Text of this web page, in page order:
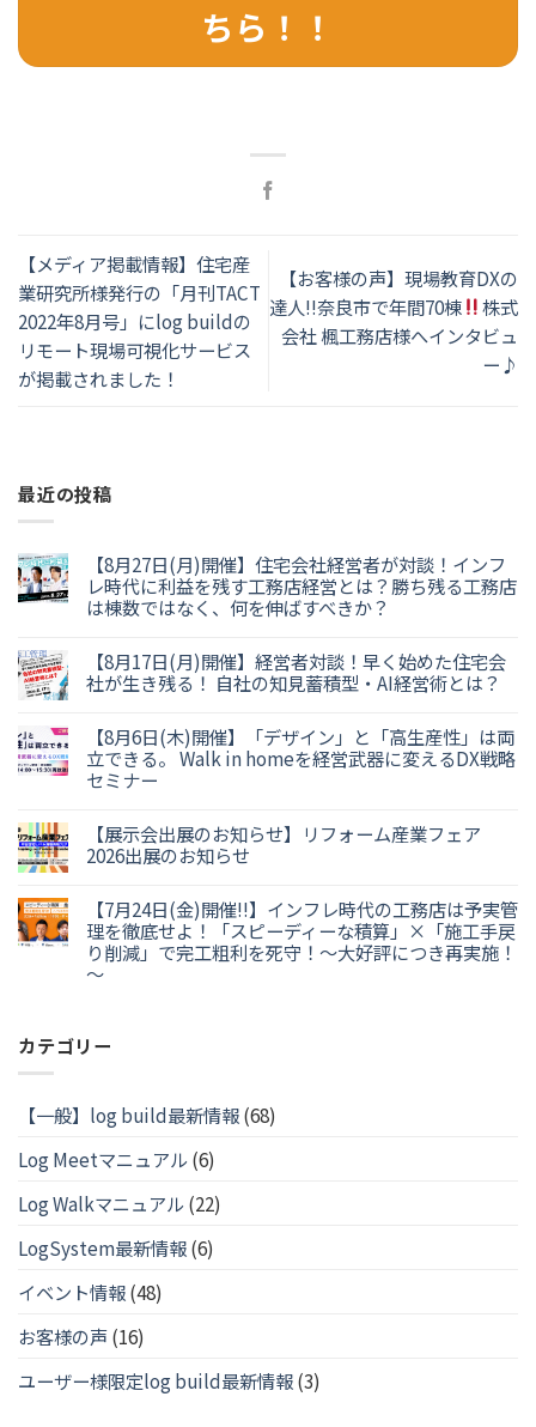
ちら！！
【メディア掲載情報】住宅産
業研究所様発行の「月刊TACT
2022年8月号」にlog buildの
リモート現場可視化サービス
が掲載されました！
【お客様の声】現場教育DXの
達人!!奈良市で年間70棟
株式
会社 楓工務店様へインタビュ
ー♪
最近の投稿
【8月27日(月)開催】住宅会社経営者が対談！インフ
レ時代に利益を残す工務店経営とは？勝ち残る工務店
は棟数ではなく、何を伸ばすべきか？
【8月17日(月)開催】経営者対談！早く始めた住宅会
社が生き残る！ 自社の知見蓄積型・AI経営術とは？
【8月6日(木)開催】「デザイン」と「高生産性」は両
立できる。 Walk in homeを経営武器に変えるDX戦略
セミナー
【展示会出展のお知らせ】リフォーム産業フェア
2026出展のお知らせ
【7月24日(金)開催!!】インフレ時代の工務店は予実管
理を徹底せよ！「スピーディーな積算」×「施工手戻
り削減」で完工粗利を死守！～大好評につき再実施！
～
カテゴリー
【一般】log build最新情報(68)
Log Meetマニュアル(6)
Log Walkマニュアル(22)
LogSystem最新情報(6)
イベント情報(48)
お客様の声(16)
ユーザー様限定log build最新情報(3)